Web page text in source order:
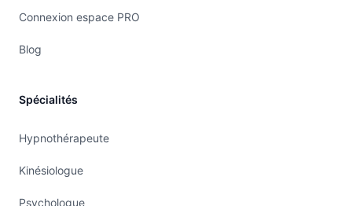
Connexion espace PRO
Blog
Spécialités
Hypnothérapeute
Kinésiologue
Psychologue